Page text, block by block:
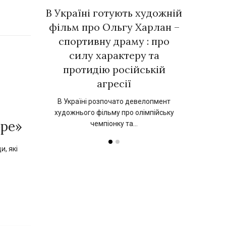
які
В Україні готують художній
фільм про Ольгу Харлан –
спортивну драму : про
силу характеру та
протидію російській
агресії
В Україні розпочато девелопмент
художнього фільму про олімпійську
чемпіонку та…